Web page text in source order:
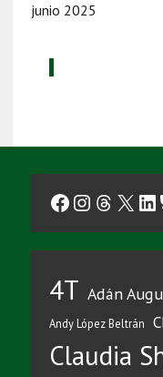
junio 2025
Facebook
X
4T Adán
Andy López Beltrán
Claudia